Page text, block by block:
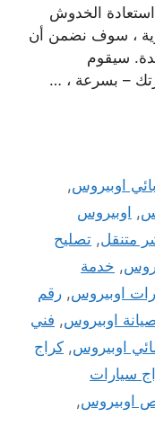
الخدوش
، سوف نضمن أن
سيقوم
– بسرعة ، …
اوبيروس,
, اوبيروس
متنقل, تصليح
, خدمة
اوبيروس, رقم
اوبيروس, فني
اوبيروس, كراج
سيارات
اوبيروس,